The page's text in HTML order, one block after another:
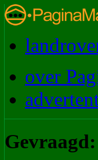
over